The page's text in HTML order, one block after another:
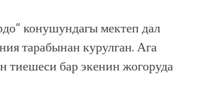
конушундагы мектеп дал
тарабынан курулган. Ага
тиешеси бар экенин жогоруда